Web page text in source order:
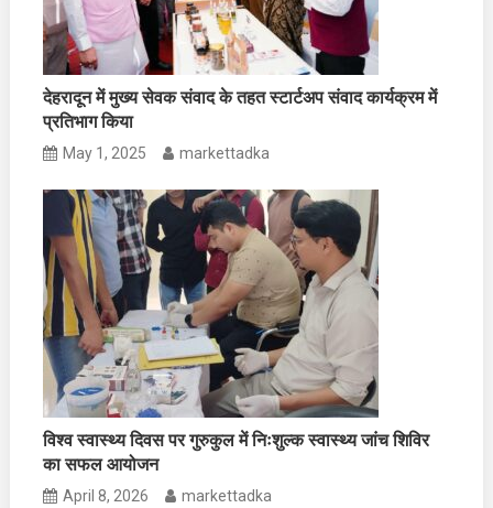
देहरादून में मुख्य सेवक संवाद के तहत स्टार्टअप संवाद कार्यक्रम में
प्रतिभाग किया
May 1, 2025 markettadka
विश्व स्वास्थ्य दिवस पर गुरुकुल में निःशुल्क स्वास्थ्य जांच शिविर
का सफल आयोजन
April 8, 2026 markettadka